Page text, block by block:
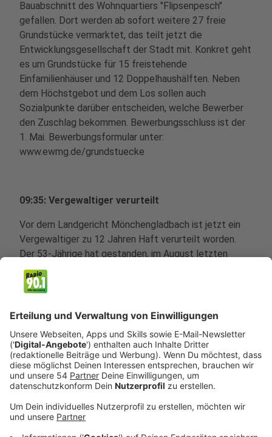
Bauabschnitt des Wohnquartiers "Flipsenpesch"
gefallen. Dort werden ab sofort weitere 27 freie
Grundstücke vermarktet, das teilt jetzt die
Entwicklungsgesellschaft der Stadt mit. Konkret geht
es um Grundstücke für 15 freistehende
Einfamilienhäuser und 12 Doppelhaushälften. Neben
dem Höchstgebot und dem Los sollen auch
Sozialpunkte darüber entscheiden, welche Bewerber
den Zuschlag bekommen. Bewerbungsschluss ist der
1. Mai. Bewerbungsformular unter:
www.ewmg.de/grundstuecke
09:35: Vergewaltiger verurteilt
Vor dem Landgericht Mönchengladbach ist jetzt ein
Vergewaltiger zu 12 Jahren Haft verurteilt worden.
Der 53-Jährige hat gestanden, im August letzten
Jahres seine 21-jährige Nachbarin unter einem
Vorwand in seine Wohnung in Viersen gelockt zu haben.
Dort hatte er die junge Frau gewürgt, gefesselt, mit
einem Messer bedroht, geknebelt und vergewaltigt.
verraten hat, hat er sie zurück in ihre Wohnung
gebracht und mit einer Bettdecke und Panzertape
umwickelt in einen Schrank gesperrt. Während sich der
Täter auf den Weg zur Bank machte schaffte es die
Nase mehrere Notrufe abzusetzen. Der 53-Jährige